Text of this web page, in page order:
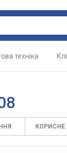
техніка
КОРИСНЕ